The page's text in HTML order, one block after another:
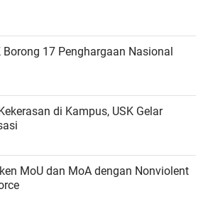
Borong 17 Penghargaan Nasional
di Kampus, USK Gelar
MoU dan MoA dengan Nonviolent